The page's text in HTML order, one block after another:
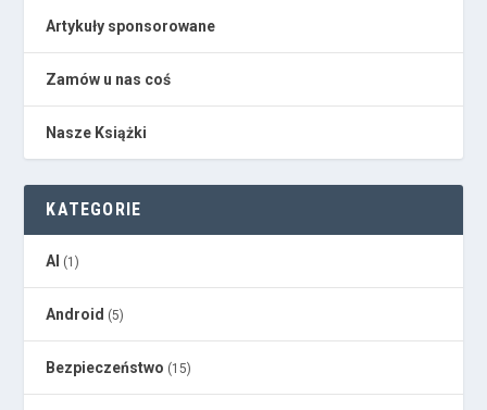
Artykuły sponsorowane
Zamów u nas coś
Nasze Książki
KATEGORIE
AI (1)
Android (5)
Bezpieczeństwo (15)